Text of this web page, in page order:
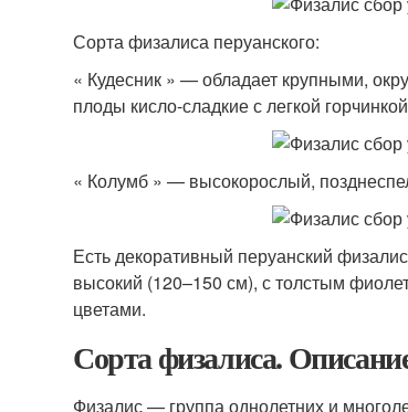
Сорта физалиса перуанского:
« Кудесник » — обладает крупными,
плоды кисло-сладкие с легкой
« Колумб » — высокорослый,
Есть декоративный перуанский
высокий (120–150 см), с толстым
цветами.
Сорта физалиса.
Физалис — группа однолетних и